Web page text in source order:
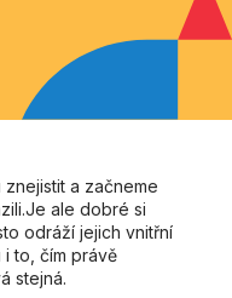
a začneme
ale dobré si
odráží jejich vnitřní
i to, čím právě
stejná.